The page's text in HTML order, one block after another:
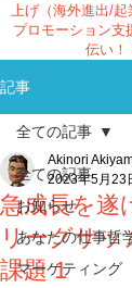
上げ（海外進出/起
プロモーション支
伝い！
記事
全ての記事
お知らせ
あなたの仕事哲
マーケティング
全ての記事
急成長を遂
リーグサ
課題 1
Akinori
2023年5月23